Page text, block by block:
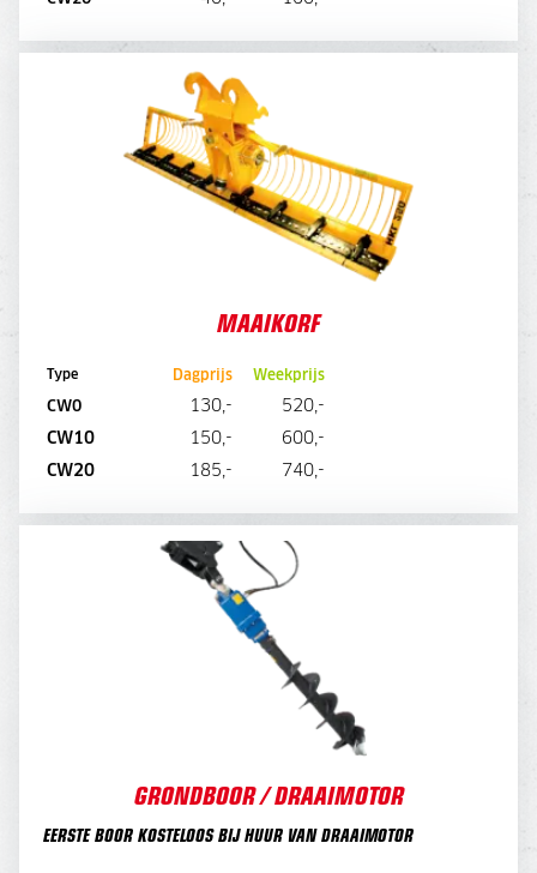
MAAIKORF
Type Dagprijs Weekprijs
CW0 130,-
520,-
CW10
150,-
600,-
CW20
185,- 740,-
MAAIKORF
DIRECT AANVRAGEN
GRONDBOOR / DRAAIMOTOR
EERSTE BOOR KOSTELOOS BIJ HUUR VAN DRAAIMOTOR
GRONDBOOR / DRAAIMOTOR